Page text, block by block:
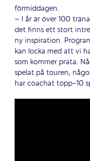
förmiddagen.
– I år är över 100
det finns ett stort
ny inspiration.
kan locka med att vi
som kommer prata.
spelat på touren,
har coachat topp-10